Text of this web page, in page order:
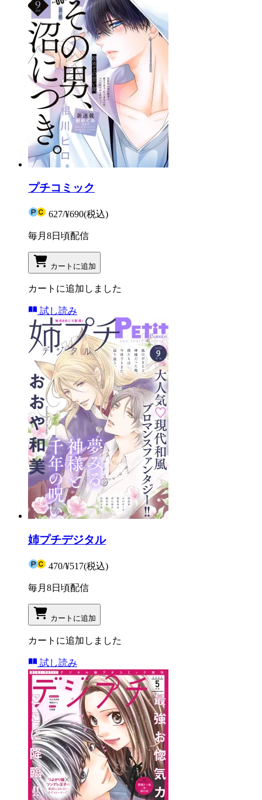
プチコミック
627/¥690(税込)
毎月8日頃配信
カートに追加
カートに追加しました
試し読み
姉プチデジタル
470/¥517(税込)
毎月8日頃配信
カートに追加
カートに追加しました
試し読み